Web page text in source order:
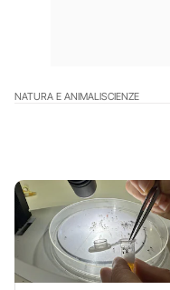
NATURA E ANIMALISCIENZE